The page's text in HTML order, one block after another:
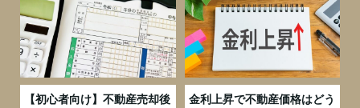
【初心者向け】不動産売却後
金利上昇で不動産価格はどう